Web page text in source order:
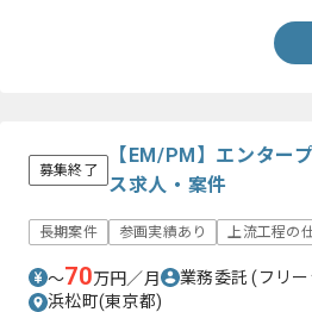
募集終了
【EM/PM】エンター
ス求人・案件
長期案件 参画実績あり 上流工程の
〜70万円／月 業務委託(フリ
浜松町(東京都)